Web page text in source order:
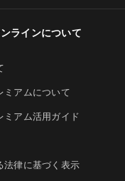
ラインについて
ミアムについて
ミアム活用ガイド
法律に基づく表示